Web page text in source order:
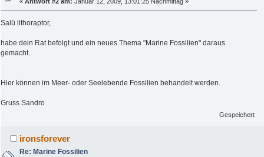
Salü lithoraptor,
habe dein Rat befolgt und ein neues Thema "Marine Fossilien" daraus
gemacht.
Hier können im Meer- oder Seelebende Fossilien behandelt werden.
Gruss Sandro
Gespeichert
ironsforever
Re: Marine Fossilien